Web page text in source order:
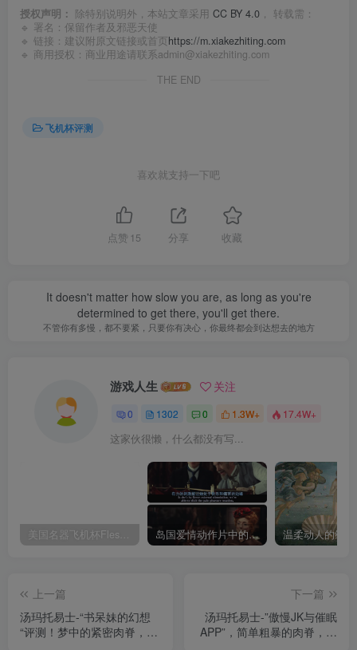
授权声明： 除特别说明外，本站文章采用 CC BY 4.0 ， 转载需：
🔹 署名：保留作者及 邪恶天使
🔹 链接：建议附原文链接或首页https://m.xiakezhiting.com
🔹 商用授权：商业用途请联系admin@xiakezhiting.com
THE END
飞机杯评测
喜欢就支持一下吧
点赞 15 分享 收藏
It doesn't matter how slow you are, as long as you're
determined to get there, you'll get there.
不管你有多慢，都不要紧，只要你有决心，你最终都会到达想去的地方
游戏人生 关注
0 1302 0 1.3W+ 17.4W+
这家伙很懒，什么都没有写...
美国名器飞机杯Fleshlight 【Quickshot-Vantage 双头飞机杯】完全评测 岛国爱情动作片中的AV棒到底有多猛？成人用品震动棒的发展史！
上一篇
汤玛托易士-“书呆妹的幻想
“评测！梦中的紧密肉脊，现
下一篇
汤玛托易士-”傲慢JK与催眠
APP”，简单粗暴的肉脊，非